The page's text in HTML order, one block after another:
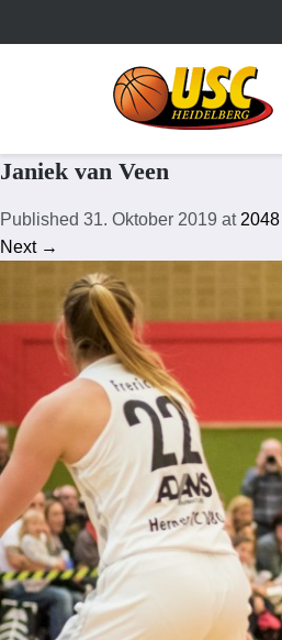
Janiek van Veen
Published 31. Oktober 2019 at
Next →